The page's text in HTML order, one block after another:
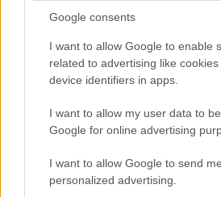
Google consents
I want to allow Google to enable
related to advertising like
device identifiers in apps.
I want to allow my user data to
Google for online advertising
I want to allow Google to send me
personalized advertising.